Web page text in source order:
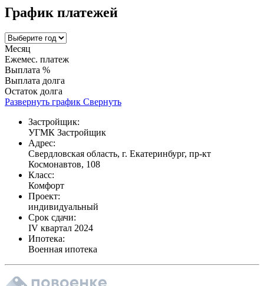
График платежей
Месяц
Ежемес. платеж
Выплата %
Выплата долга
Остаток долга
Развернуть график Свернуть
Застройщик:
УГМК Застройщик
Адрес:
Свердловская область, г. Екатеринбург, пр-кт
Космонавтов, 108
Класс:
Комфорт
Проект:
индивидуальный
Срок сдачи:
IV квартал 2024
Ипотека:
Военная ипотека